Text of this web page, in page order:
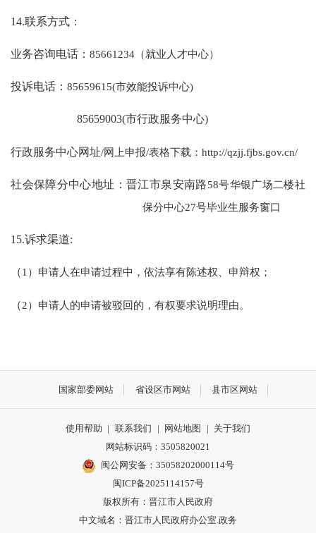
14.联系方式：
业务咨询电话：85661234（就业人才中心）
投诉电话：85659615(市效能投诉中心)
85659003(市行政服务中心)
行政服务中心网址/网上申报/表格下载：http://qzjj.fjbs.gov.cn/
社会保障分中心地址：晋江市泉安南路58号华银广场二楼社
保分中心27号毕业生服务窗口
15.诉求渠道:
（1）申请人在申请过程中，依法享有陈述权、申辩权；
（2）申请人的申请被驳回的，有权要求说明理由。
国家部委网站 省设区市网站 县市区网站
使用帮助 | 联系我们 | 网站地图 | 关于我们
网站标识码：3505820021
闽公网安备：35058202000114号
闽ICP备2025114157号
版权所有：晋江市人民政府
中文域名：晋江市人民政府办公室.政务